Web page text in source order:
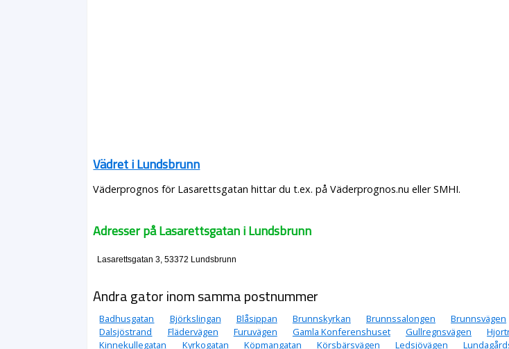
Vädret i Lundsbrunn
Väderprognos för Lasarettsgatan hittar du t.ex. på Väderprognos.nu eller SMHI.
Adresser på Lasarettsgatan i Lundsbrunn
Lasarettsgatan 3, 53372 Lundsbrunn
Andra gator inom samma postnummer
Badhusgatan Björkslingan Blåsippan Brunnskyrkan Brunnssalongen Brunnsvägen
Dalsjöstrand
Flädervägen Furuvägen Gamla Konferenshuset Gullregnsvägen
Kinnekullegatan
Kyrkogatan Köpmangatan Körsbärsvägen Ledsjövägen